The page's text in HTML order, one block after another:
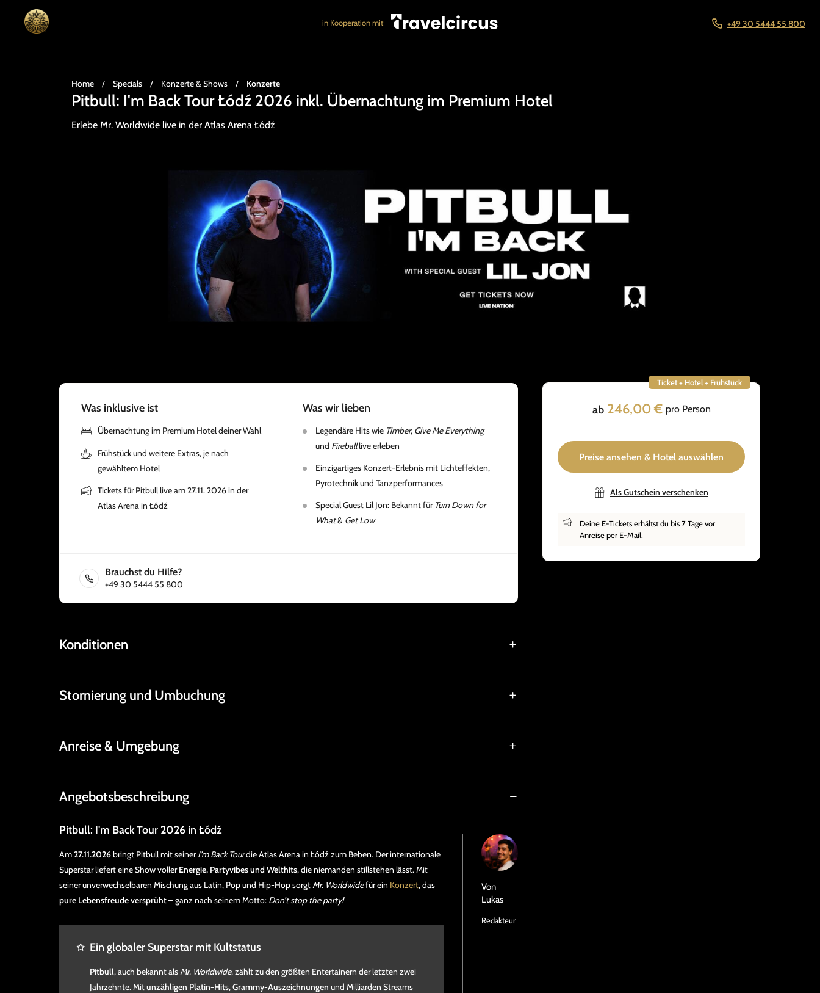
in Kooperation mit +49 30 5444 55 800
Home / Specials / Konzerte & Shows / Konzerte
Pitbull: I'm Back Tour Łódź 2026 inkl. Übernachtung im Premium Hotel
Erlebe Mr. Worldwide live in der Atlas Arena Łódź
Ticket + Hotel + Frühstück
ab 246,00 € pro Person
Preise ansehen & Hotel auswählen
Als Gutschein verschenken
Deine E-Tickets erhältst du bis 7 Tage vor
Anreise per E-Mail.
Was inklusive ist
Übernachtung im Premium Hotel deiner Wahl
Frühstück und weitere Extras, je nach
gewähltem Hotel
Tickets für Pitbull live am 27.11. 2026 in der
Atlas Arena in Łódź
Was wir lieben
Legendäre Hits wie Timber, Give Me Everything
und Fireballlive erleben
Einzigartiges Konzert-Erlebnis mit Lichteffekten,
Pyrotechnik und Tanzperformances
Special Guest Lil Jon: Bekannt für Turn Down for
What& Get Low
Brauchst du Hilfe?
+49 30 5444 55 800
Konditionen
Stornierung und Umbuchung
Anreise & Umgebung
Angebotsbeschreibung
Pitbull: I'm Back Tour 2026 in Łódź
Am27.11.2026bringt Pitbull mit seinerI’m Back Tourdie Atlas Arena in Łódź zum Beben. Der internationale
Superstar liefert eine Show vollerEnergie, Partyvibes und Welthits, die niemanden stillstehen lässt. Mit
seiner unverwechselbaren Mischung aus Latin, Pop und Hip-Hop sorgtMr. Worldwidefür ein Konzert, das
pure Lebensfreude versprüht– ganz nach seinem Motto: Don’t stop the party!
Ein globaler Superstar mit Kultstatus
Pitbull, auch bekannt alsMr. Worldwide, zählt zu den größten Entertainern der letzten zwei
Jahrzehnte. Mitunzähligen Platin-Hits,Grammy-Auszeichnungen und Milliarden Streams
Von
Lukas
Redakteur